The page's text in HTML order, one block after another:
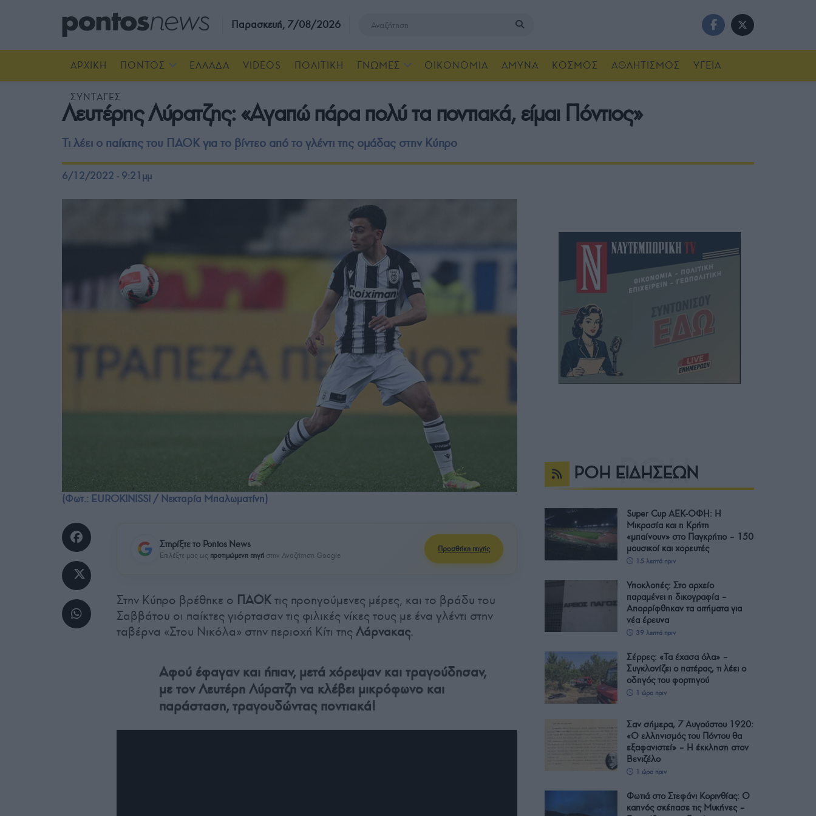
Παρασκευή, 7/08/2026
ΑΡΧΙΚΗ ΠΟΝΤΟΣ ΕΛΛΑΔΑ VIDEOS ΠΟΛΙΤΙΚΗ ΓΝΩΜΕΣ ΟΙΚΟΝΟΜΙΑ ΑΜΥΝΑ ΚΟΣΜΟΣ ΑΘΛΗΤΙΣΜΟΣ ΥΓΕΙΑ
ΣΥΝΤΑΓΕΣ
Λευτέρης Λύρατζης: «Αγαπώ πάρα πολύ τα ποντιακά, είμαι Πόντιος»
Τι λέει ο παίκτης του ΠΑΟΚ για το βίντεο από το γλέντι της ομάδας στην Κύπρο
6/12/2022 - 9:21μμ
(Φωτ.: EUROKINISSI / Νεκταρία Μπαλωματίνη)
Στηρίξτε το Pontos News
Επιλέξτε μας ως προτιμώμενη πηγή στην Αναζήτηση Google
Προσθήκη πηγής
Στην Κύπρο βρέθηκε ο ΠΑΟΚτις προηγούμενες μέρες, και το βράδυ του
Σαββάτου οι παίκτες γιόρτασαν τις φιλικές νίκες τους με ένα γλέντι στην
ταβέρνα «Στου Νικόλα» στην περιοχή Κίτι της Λάρνακας.
Αφού έφαγαν και ήπιαν, μετά χόρεψαν και τραγούδησαν,
με τον Λευτέρη Λύρατζη να κλέβει μικρόφωνο και
παράσταση, τραγουδώντας ποντιακά!
ΡΟΗ ΕΙΔΗΣΕΩΝ
Super Cup ΑΕΚ-ΟΦΗ: Η
Μικρασία και η Κρήτη
«μπαίνουν» στο Παγκρήτιο – 150
μουσικοί και χορευτές
15 λεπτά πριν
Υποκλοπές: Στο αρχείο
παραμένει η δικογραφία –
Απορρίφθηκαν τα αιτήματα για
νέα έρευνα
39 λεπτά πριν
Σέρρες: «Τα έχασα όλα» –
Συγκλονίζει ο πατέρας, τι λέει ο
οδηγός του φορτηγού
1 ώρα πριν
Σαν σήμερα, 7 Αυγούστου 1920:
«Ο ελληνισμός του Πόντου θα
εξαφανιστεί» – Η έκκληση στον
Βενιζέλο
1 ώρα πριν
Φωτιά στο Στεφάνι Κορινθίας: Ο
καπνός σκέπασε τις Μυκήνες –